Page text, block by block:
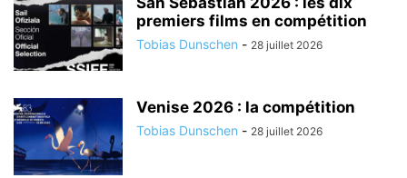
premiers films en compétition
Tobias Dunschen - 28 juillet 2026
Venise 2026 : la compétition
Tobias Dunschen - 28 juillet 2026